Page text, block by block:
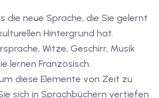
die neue Sprache, die Sie gelernt
Hintergrund hat.
Witze, Geschirr, Musik
lernen Französisch.
diese Elemente von Zeit zu
sich in Sprachbüchern vertiefen